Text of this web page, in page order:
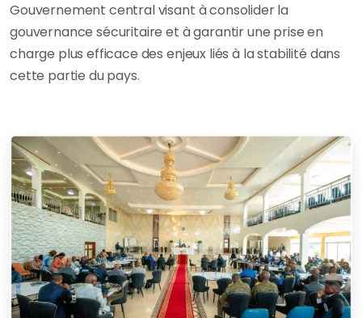
Gouvernement central visant à consolider la
gouvernance sécuritaire et à garantir une prise en
charge plus efficace des enjeux liés à la stabilité dans
cette partie du pays.